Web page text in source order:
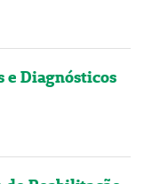
e Diagnósticos